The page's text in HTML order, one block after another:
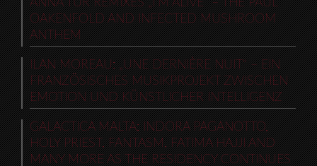
OAKENFOLD AND INFECTED MUSHROOM
ANTHEM
ILAN MOREAU: „UNE DERNIÈRE NUIT“ – EIN
FRANZÖSISCHES MUSIKPROJEKT ZWISCHEN
EMOTION UND KÜNSTLICHER INTELLIGENZ
GALACTICA MALTA: INDORA PAGANOTTO,
HOLY PRIEST, FANTASM, FATIMA HAJJI AND
MANY MORE AS THE RESIDENCY CONTINUES